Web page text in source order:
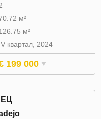
м²
м²
квартал, 2024
199 000